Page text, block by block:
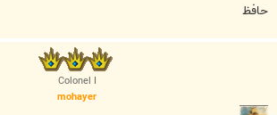
حافظ
Colonel I
mohayer